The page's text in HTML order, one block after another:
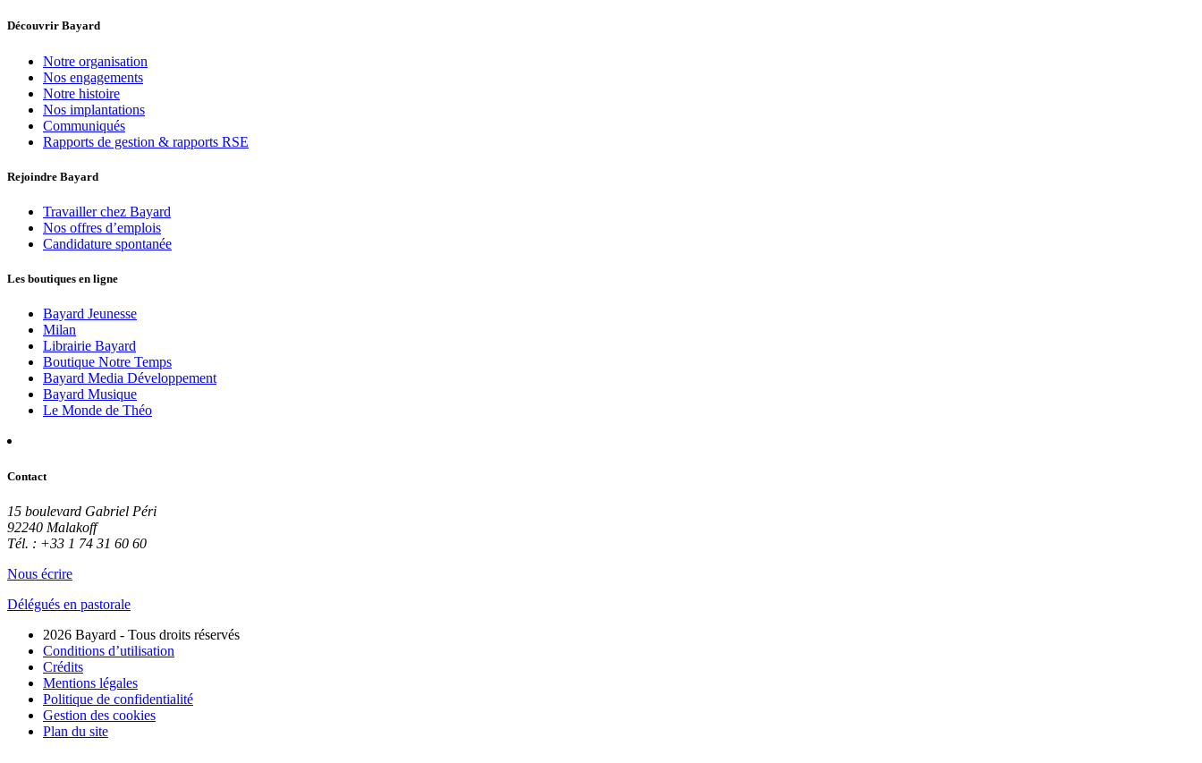
Découvrir Bayard
Notre organisation
Nos engagements
Notre histoire
Nos implantations
Communiqués
Rapports de gestion & rapports RSE
Rejoindre Bayard
Travailler chez Bayard
Nos offres d’emplois
Candidature spontanée
Les boutiques en ligne
Bayard Jeunesse
Milan
Librairie Bayard
Boutique Notre Temps
Bayard Media Développement
Bayard Musique
Le Monde de Théo
Contact
15 boulevard Gabriel Péri
92240 Malakoff
Tél. : +33 1 74 31 60 60
Nous écrire
Délégués en pastorale
2026 Bayard - Tous droits réservés
Conditions d’utilisation
Crédits
Mentions légales
Politique de confidentialité
Gestion des cookies
Plan du site